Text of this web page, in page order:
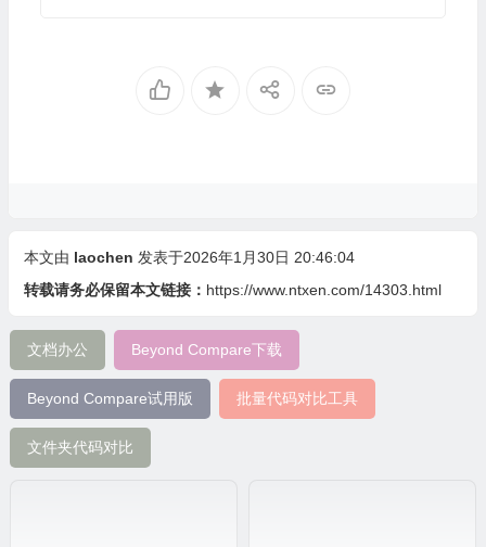
本文由 laochen 发表于2026年1月30日 20:46:04
转载请务必保留本文链接： https://www.ntxen.com/14303.html
文档办公 Beyond Compare下载
Beyond Compare试用版 批量代码对比工具
文件夹代码对比